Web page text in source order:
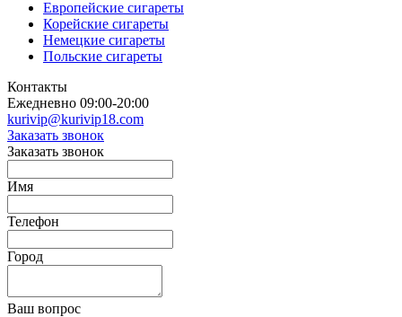
Европейские сигареты
Корейские сигареты
Немецкие сигареты
Польские сигареты
Контакты
Ежедневно 09:00-20:00
kurivip@kurivip18.com
Заказать звонок
Заказать звонок
Имя
Телефон
Город
Ваш вопрос